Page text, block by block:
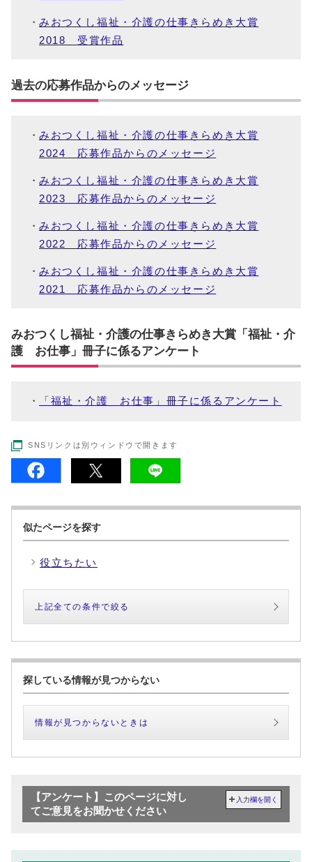
みおつくし福祉・介護の仕事きらめき大賞
2018 受賞作品
過去の応募作品からのメッセージ
みおつくし福祉・介護の仕事きらめき大賞
2024 応募作品からのメッセージ
みおつくし福祉・介護の仕事きらめき大賞
2023 応募作品からのメッセージ
みおつくし福祉・介護の仕事きらめき大賞
2022 応募作品からのメッセージ
みおつくし福祉・介護の仕事きらめき大賞
2021 応募作品からのメッセージ
みおつくし福祉・介護の仕事きらめき大賞「福祉・介
護 お仕事」冊子に係るアンケート
「福祉・介護 お仕事」冊子に係るアンケート
SNSリンクは別ウィンドウで開きます
似たページを探す
役立ちたい
上記全ての条件で絞る
探している情報が見つからない
情報が見つからないときは
【アンケート】このページに対し
てご意見をお聞かせください
入力欄を開く